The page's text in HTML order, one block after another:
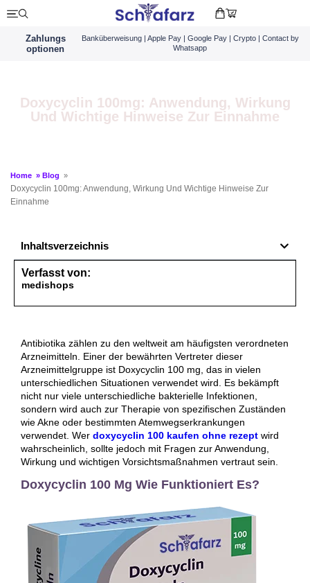
Zahlungs
optionen
Banküberweisung | Apple Pay | Google Pay | Crypto | Contact by
Whatsapp
Doxycyclin 100mg: Anwendung, Wirkung
Und Wichtige Hinweise Zur Einnahme
Home » Blog »
Doxycyclin 100mg: Anwendung, Wirkung Und Wichtige Hinweise Zur
Einnahme
Inhaltsverzeichnis
Verfasst von:
medishops
Antibiotika zählen zu den weltweit am häufigsten verordneten
Arzneimitteln. Einer der bewährten Vertreter dieser
Arzneimittelgruppe ist Doxycyclin 100 mg, das in vielen
unterschiedlichen Situationen verwendet wird. Es bekämpft
nicht nur viele unterschiedliche bakterielle Infektionen,
sondern wird auch zur Therapie von spezifischen Zuständen
wie Akne oder bestimmten Atemwegserkrankungen
verwendet. Wer doxycyclin 100 kaufen ohne rezept wird
wahrscheinlich, sollte jedoch mit Fragen zur Anwendung,
Wirkung und wichtigen Vorsichtsmaßnahmen vertraut sein.
Doxycyclin 100 Mg Wie Funktioniert Es?